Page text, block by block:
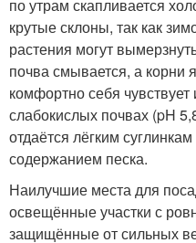
по утрам скапливается
крутые склоны, так как
растения могут
почва смывается, а корни
комфортно себя
слабокислых почвах (pH
отдаётся лёгким
содержанием песка.
Наилучшие места для
освещённые участки с
защищённые от сильных